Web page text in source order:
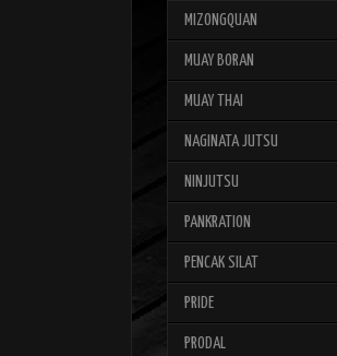
MIZONGQUAN
MUAY BORAN
MUAY THAI
NAGINATA JUTSU
NINJUTSU
PANKRATION
PENCAK SILAT
PRIDE
PRODAL